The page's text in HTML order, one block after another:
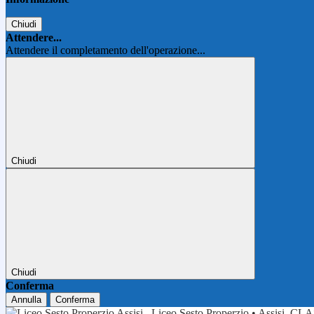
Chiudi
Attendere...
Attendere il completamento dell'operazione...
Chiudi
Chiudi
Conferma
Annulla Conferma